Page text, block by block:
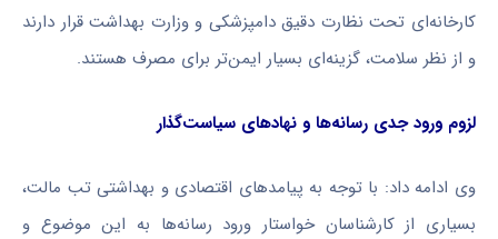
کارخانه‌ای تحت نظارت دقیق دامپزشکی و وزارت بهداشت قرار دارند
و از نظر سلامت، گزینه‌ای بسیار ایمن‌تر برای مصرف هستند.
لزوم ورود جدی رسانه‌ها و نهادهای سیاست‌گذار
وی ادامه داد: با توجه به پیامدهای اقتصادی و بهداشتی تب مالت،
بسیاری از کارشناسان خواستار ورود رسانه‌ها به این موضوع و